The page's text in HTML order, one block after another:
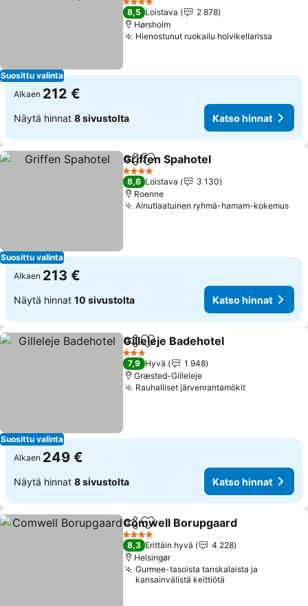
Suosittu valinta
4 Tähtiluokitus
8,5 Loistava
2 878
Hørsholm
Hienostunut ruokailu holvikellarissa
Alkaen 212 €
Näytä hinnat 8 sivustolta Katso hinnat
Suosittu valinta
Jaa Lisää suosikkeihin
Griffen Spahotel
4 Tähtiluokitus
8,6 Loistava
3 130
Roenne
Ainutlaatuinen ryhmä-hamam-kokemus
Alkaen 213 €
Näytä hinnat 10 sivustolta Katso hinnat
Suosittu valinta
Jaa Lisää suosikkeihin
Gilleleje Badehotel
3 Tähtiluokitus
7,9 Hyvä
1 948
Græsted-Gilleleje
Rauhalliset järvenrantamökit
Alkaen 249 €
Näytä hinnat 8 sivustolta Katso hinnat
Jaa Lisää suosikkeihin
Comwell Borupgaard
4 Tähtiluokitus
8,3 Erittäin hyvä
4 228
Helsingør
Gurmee-tasoista tanskalaista ja
kansainvälistä keittiötä